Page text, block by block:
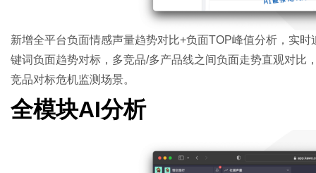
新增全平台负面情感声量趋势对比+负面TOP峰值分析，实
键词负面趋势对标，多竞品/多产品线之间负面走势直观对
竞品对标危机监测场景。
全模块AI分析